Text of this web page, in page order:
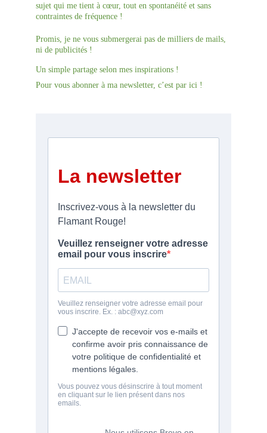
sujet qui me tient à cœur, tout en spontanéité et sans
contraintes de fréquence !
Promis, je ne vous submergerai pas de milliers de mails,
ni de publicités !
Un simple partage selon mes inspirations !
Pour vous abonner à ma newsletter, c’est par ici !